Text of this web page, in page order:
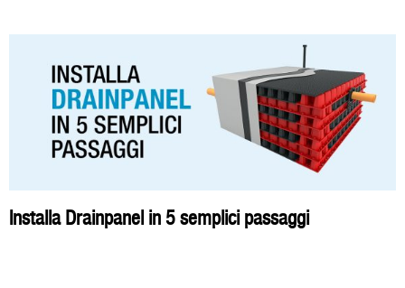
Installa Drainpanel in 5 semplici passaggi